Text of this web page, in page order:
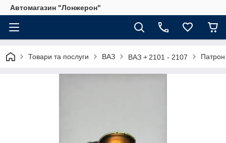
Автомагазин "Лонжерон"
Товари та послуги ВАЗ ВАЗ ￫ 2101 - 2107 Патрон